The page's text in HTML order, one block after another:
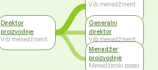
Direktor
proizvodnje
Viši menadžment
Viši menadžment
Generalni
direktor
Viši menadžment
Menadžer
proizvodnje
Menadžerski posao